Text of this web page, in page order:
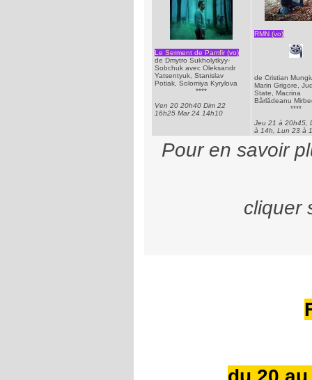
Le Serment de Pamfir (vo)
de Dmytro Sukholytkyy-
Sobchuk avec Oleksandr
Yatsentyuk, Stanislav
Potiak, Solomiya Kyrylova
****
Ven 20 20h40 Dim 22
16h25 Mar 24 14h10
RMN (vo)
de Cristian
Marin Grigore,
State, Macrina
Bârlădeanu
****
Jeu 21 à 20h45,
à 14h, Lun 23 à
Pour en savoir
cliquer